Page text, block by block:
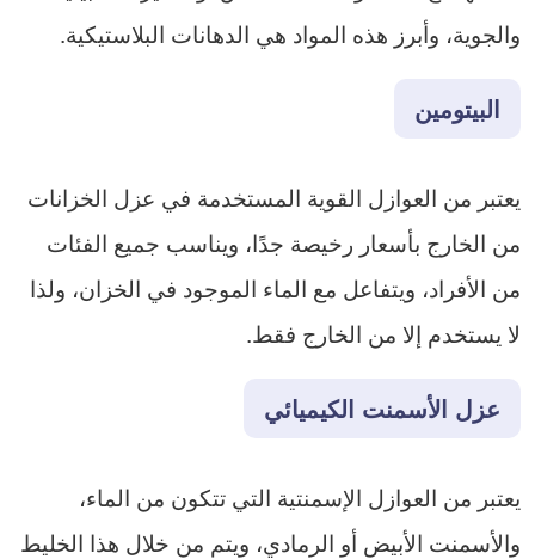
والجوية، وأبرز هذه المواد هي الدهانات البلاستيكية.
البيتومين
يعتبر من العوازل القوية المستخدمة في عزل الخزانات
من الخارج بأسعار رخيصة جدًا، ويناسب جميع الفئات
من الأفراد، ويتفاعل مع الماء الموجود في الخزان، ولذا
لا يستخدم إلا من الخارج فقط.
عزل الأسمنت الكيميائي
يعتبر من العوازل الإسمنتية التي تتكون من الماء،
والأسمنت الأبيض أو الرمادي، ويتم من خلال هذا الخليط